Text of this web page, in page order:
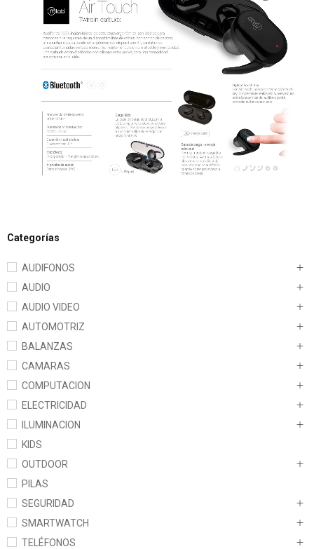
Categorías
AUDIFONOS
AUDIO
AUDIO VIDEO
AUTOMOTRIZ
BALANZAS
CAMARAS
COMPUTACION
ELECTRICIDAD
ILUMINACION
KIDS
OUTDOOR
PILAS
SEGURIDAD
SMARTWATCH
TELÉFONOS